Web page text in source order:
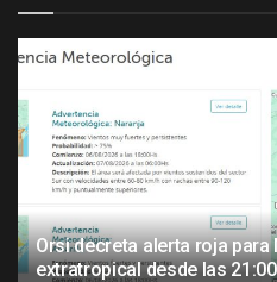
Orsi decreta alerta roja
extratropical desde las